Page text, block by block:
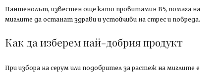
Пантенолът, известен още като провитамин В5, помага на
миглите да останат здрави и устойчиви на стрес и повреда.
Как да изберем най-добрия продукт
При избора на серум или подобрител за растеж на миглите е